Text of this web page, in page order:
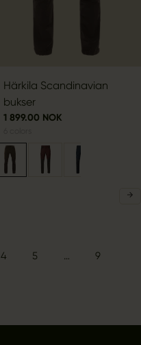
Härkila Scandinavian
bukser
1 899.00 NOK
4 5 … 9